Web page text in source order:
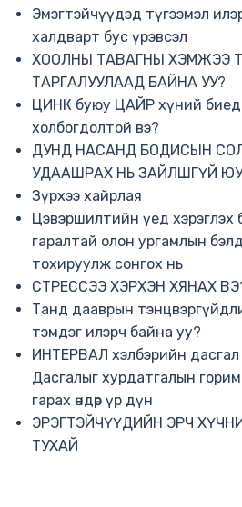
Эмэгтэйчүүдэд түгээмэл
халдварт бус үрэвсэл
ХООЛНЫ ТАВАГНЫ ХЭМЖЭЭ
ТАРГАЛУУЛААД БАЙНА УУ?
ЦИНК буюу ЦАЙР хүний биед
холбогдолтой вэ?
ДУНД НАСАНД БОДИСЫН
УДААШРАХ НЬ ЗАЙЛШГҮЙ
Зүрхээ хайрлая
Цэвэршилтийн үед хэрэглэх
гаралтай олон ургамлын
тохируулж сонгох нь
СТРЕССЭЭ ХЭРХЭН ХЯНАХ
Танд дааврын
тэмдэг илэрч байна уу?
ИНТЕРВАЛ хэлбэрийн дасгал
Дасгалыг хурдатгалын
гарах өндөр үр дүн
ЭРЭГТЭЙЧҮҮДИЙН ЭРЧ
ТУХАЙ